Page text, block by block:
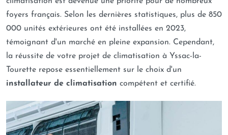
foyers français. Selon les dernières statistiques, plus de 850
000 unités extérieures ont été installées en 2023,
témoignant d'un marché en pleine expansion. Cependant,
la réussite de votre projet de climatisation à Yssac-la-
Tourette repose essentiellement sur le choix d'un
installateur de climatisation compétent et certifié.